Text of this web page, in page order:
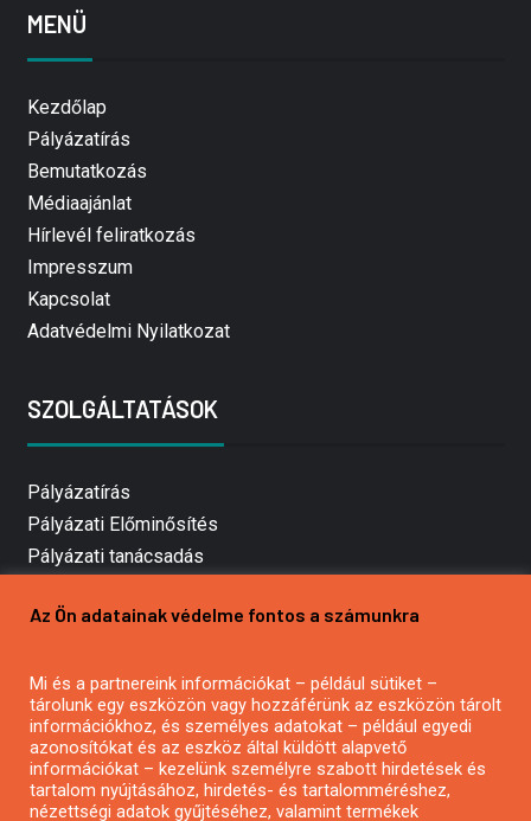
MENÜ
Kezdőlap
Pályázatírás
Bemutatkozás
Médiaajánlat
Hírlevél feliratkozás
Impresszum
Kapcsolat
Adatvédelmi Nyilatkozat
SZOLGÁLTATÁSOK
Pályázatírás
Pályázati Előminősítés
Pályázati tanácsadás
Mezőgazdasági pályázatírás
Pályázatírás civil szervezeteknek
Pályázatírás önkormányzatoknak
Pályázatfigyelés
Specifikus pályázatfigyelés vagy hírlevél
Az Ön adatainak védelme fontos a számunkra
Mi és a partnereink információkat – például sütiket –
tárolunk egy eszközön vagy hozzáférünk az eszközön tárolt
információkhoz, és személyes adatokat – például egyedi
azonosítókat és az eszköz által küldött alapvető
információkat – kezelünk személyre szabott hirdetések és
tartalom nyújtásához, hirdetés- és tartalomméréshez,
nézettségi adatok gyűjtéséhez, valamint termékek